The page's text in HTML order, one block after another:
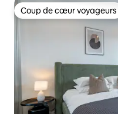
Coup de cœur voyageurs
Coup de cœur voyageurs